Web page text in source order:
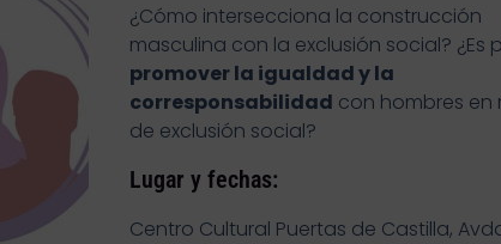
¿Cómo intersecciona la construcción
masculina con la exclusión social? ¿Es
promover la igualdad y la
corresponsabilidad con hombres en
de exclusión social?
Lugar y fechas:
Centro Cultural Puertas de Castilla,